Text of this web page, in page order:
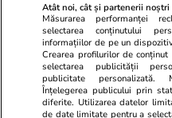
De la muncitorul eroic
votantul antipatic:
Atât noi, cât și partenerii
Măsurarea performanței
selectarea conținutului
informațiilor de pe un
Crearea profilurilor de
selectarea publicității
publicitate personalizată.
Înțelegerea publicului prin
diferite. Utilizarea datelor
de date limitate pentru a